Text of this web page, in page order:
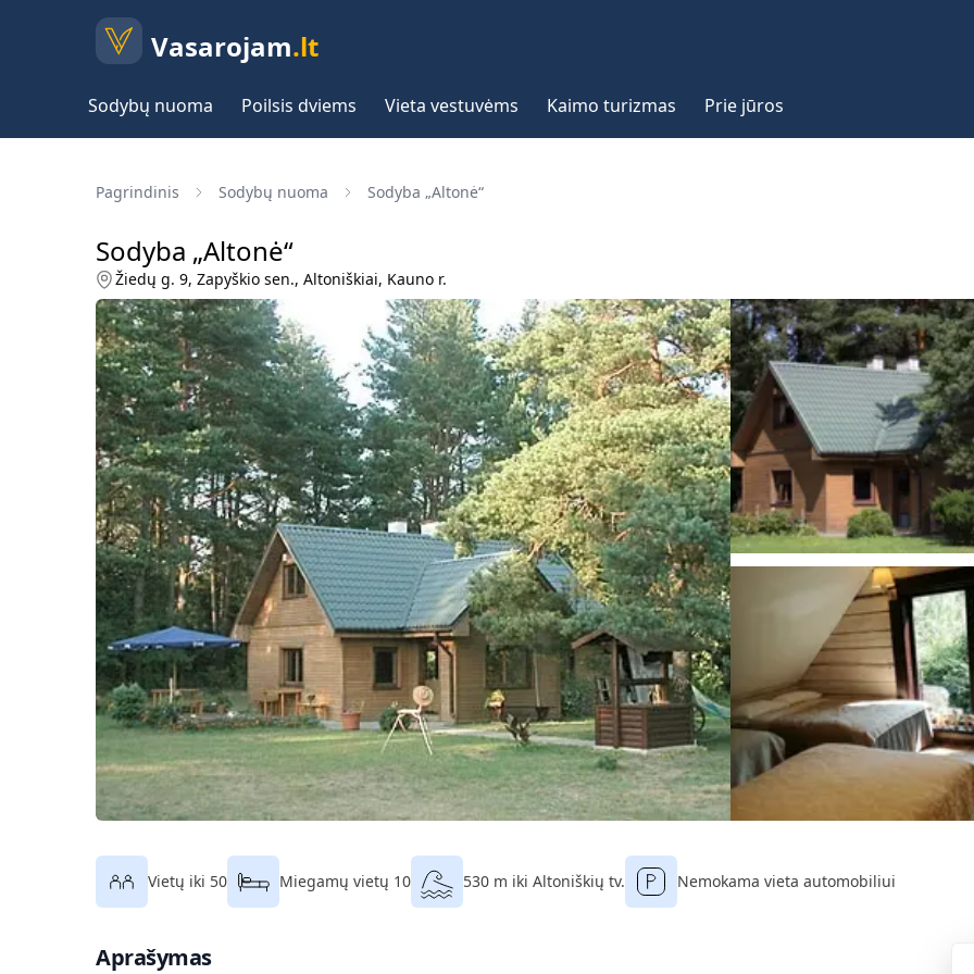
Vasarojam.lt
Sodybų nuoma Poilsis dviems Vieta vestuvėms Kaimo turizmas Prie jūros
Pagrindinis Sodybų nuoma Sodyba „Altonė“
Sodyba „Altonė“
Žiedų g. 9, Zapyškio sen., Altoniškiai, Kauno r.
Vietų iki 50 Miegamų vietų 10 530 m iki Altoniškių tv. Nemokama vieta automobiliui
Aprašymas